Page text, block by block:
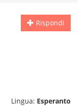
Rispondi
Lingua: Esperanto